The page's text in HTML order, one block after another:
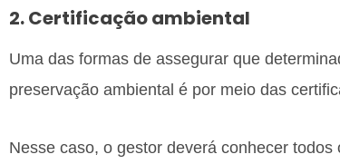
2. Certificação ambiental
Uma das formas de assegurar que
preservação ambiental é por meio das
Nesse caso, o gestor deverá conhecer